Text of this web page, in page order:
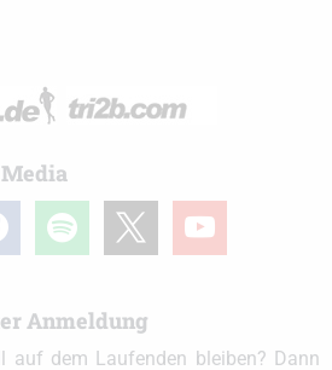
spotify youtube
Anmeldung
auf dem Laufenden bleiben? Dann